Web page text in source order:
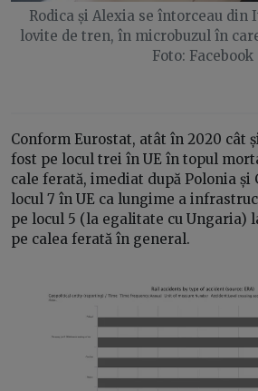
Rodica și Alexia se întorceau din
lovite de tren, în microbuzul în
Foto: Facebook
Conform Eurostat, atât în 2020 cât
fost pe locul trei în UE în topul
cale ferată, imediat după Polonia și
locul 7 în UE ca lungime a
pe locul 5 (la egalitate cu Ungaria)
pe calea ferată în general.